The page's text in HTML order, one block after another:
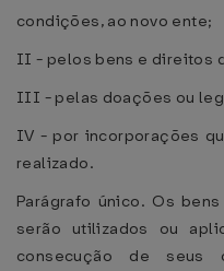
condições, ao novo ente;
II - pelos bens e direitos
III - pelas doações ou
IV - por incorporações
realizado.
Parágrafo único. Os
serão utilizados ou
consecução de seus